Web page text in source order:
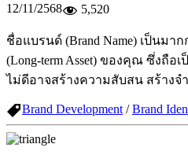
12/11/2568 5,520
ชื่อแบรนด์ (Brand Name) เป็นม
(Long-term Asset) ของคุณ ซึ่ง
ไม่ดีอาจสร้างความสับสน สร้าง
Brand Development /Brand